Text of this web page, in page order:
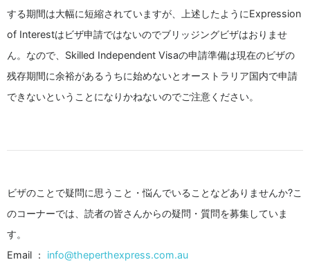
する期間は大幅に短縮されていますが、上述したようにExpression
of Interestはビザ申請ではないのでブリッジングビザはおりませ
ん。なので、Skilled Independent Visaの申請準備は現在のビザの
残存期間に余裕があるうちに始めないとオーストラリア国内で申請
できないということになりかねないのでご注意ください。
ビザのことで疑問に思うこと・悩んでいることなどありませんか?こ
のコーナーでは、読者の皆さんからの疑問・質問を募集していま
す。
Email ： info@theperthexpress.com.au